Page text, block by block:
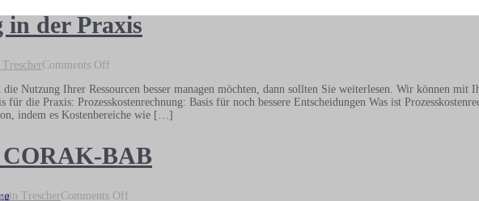
in der Praxis
Comments Offon
in
der
Praxis
Nutzung Ihrer Ressourcen besser managen möchten, dann sollten Sie weiterlesen. Wir können mit
die Praxis: Prozesskostenrechnung: Basis für noch bessere Entscheidungen Was ist
indem es Kostenbereiche wie […]
CORAK-BAB
TrescherComments Offon